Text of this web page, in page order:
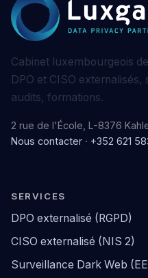
Cabinet luxembourgeois
DPO et CISO
audits, formations.
2 rue de l'École, L-8376
Nous contacter · +352 621
SERVICES
DPO externalisé (RGPD)
CISO externalisé (NIS 2)
Surveillance Dark Web